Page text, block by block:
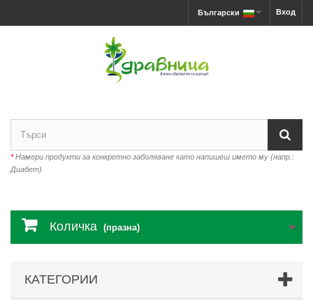
Вход
Български
*Намери продукти за конкретно заболяване като напишеш името му (напр.:
Диабет)
Количка (празна)
КАТЕГОРИИ